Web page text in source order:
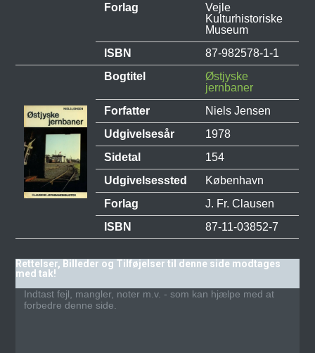
Forlag
Vejle
Kulturhistoriske
Museum
ISBN
87-982578-1-1
Bogtitel
Østjyske
jernbaner
Forfatter
Niels Jensen
Udgivelsesår
1978
Sidetal
154
Udgivelsessted
København
Forlag
J. Fr. Clausen
ISBN
87-11-03852-7
Rettelser, Billeder og Tilføjelser til denne side modtages
med tak!